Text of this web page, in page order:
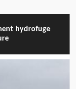
hydrofuge